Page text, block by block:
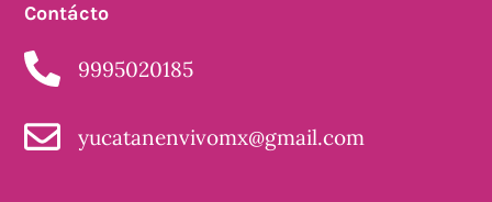
Contácto
9995020185
yucatanenvivomx@gmail.com